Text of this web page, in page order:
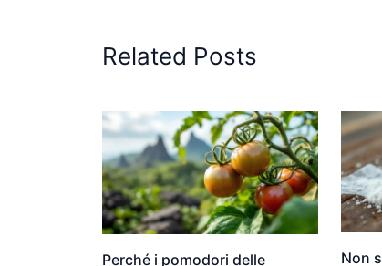
Related Posts
Perché i pomodori delle Non